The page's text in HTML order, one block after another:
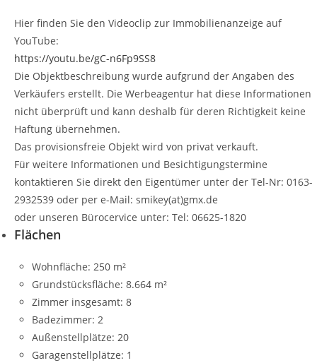
Hier finden Sie den Videoclip zur Immobilienanzeige auf
YouTube:
https://youtu.be/gC-n6Fp9SS8
Die Objektbeschreibung wurde aufgrund der Angaben des
Verkäufers erstellt. Die Werbeagentur hat diese Informationen
nicht überprüft und kann deshalb für deren Richtigkeit keine
Haftung übernehmen.
Das provisionsfreie Objekt wird von privat verkauft.
Für weitere Informationen und Besichtigungstermine
kontaktieren Sie direkt den Eigentümer unter der Tel-Nr: 0163-
2932539 oder per e-Mail: smikey(at)gmx.de
oder unseren Bürocervice unter: Tel: 06625-1820
Flächen
Wohnfläche: 250 m²
Grundstücksfläche: 8.664 m²
Zimmer insgesamt: 8
Badezimmer: 2
Außenstellplätze: 20
Garagenstellplätze: 1